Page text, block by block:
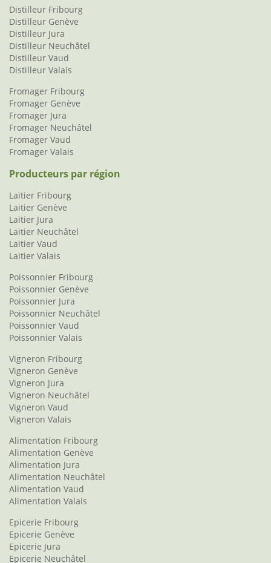
Distilleur Fribourg
Distilleur Genève
Distilleur Jura
Distilleur Neuchâtel
Distilleur Vaud
Distilleur Valais
Fromager Fribourg
Fromager Genève
Fromager Jura
Fromager Neuchâtel
Fromager Vaud
Fromager Valais
Producteurs par région
Laitier Fribourg
Laitier Genève
Laitier Jura
Laitier Neuchâtel
Laitier Vaud
Laitier Valais
Poissonnier Fribourg
Poissonnier Genève
Poissonnier Jura
Poissonnier Neuchâtel
Poissonnier Vaud
Poissonnier Valais
Vigneron Fribourg
Vigneron Genève
Vigneron Jura
Vigneron Neuchâtel
Vigneron Vaud
Vigneron Valais
Alimentation Fribourg
Alimentation Genève
Alimentation Jura
Alimentation Neuchâtel
Alimentation Vaud
Alimentation Valais
Epicerie Fribourg
Epicerie Genève
Epicerie Jura
Epicerie Neuchâtel